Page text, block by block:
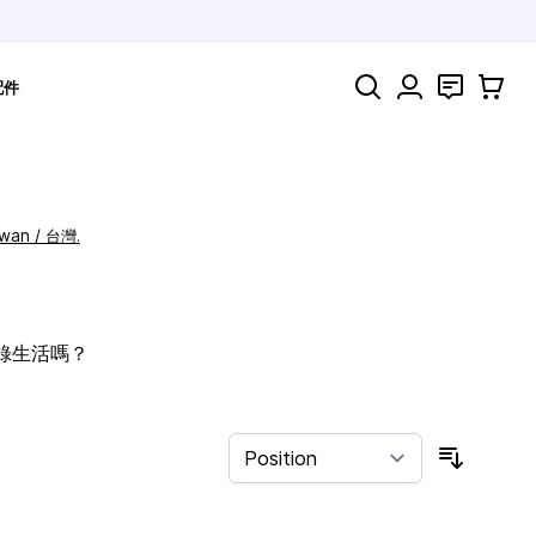
件 Search 聯絡 購物車
/ 台灣.
生活嗎？